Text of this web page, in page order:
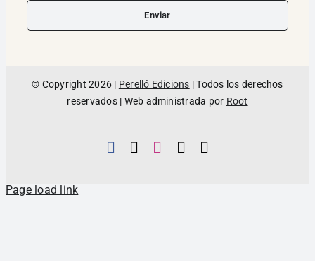
Enviar
© Copyright 2026 | Perelló Edicions | Todos los derechos
reservados | Web administrada por Root
Page load link